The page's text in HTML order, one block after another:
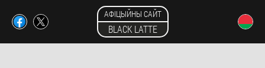
АФІЦЫЙНЫ САЙТ
BLACK LATTE